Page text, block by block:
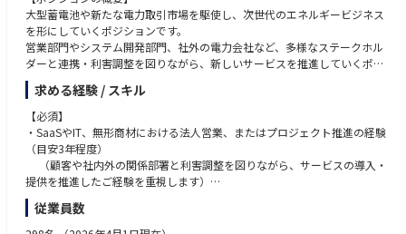
STEP3（入社3ヶ月以降）
ひとり立ち・範囲拡大 簡単な商材については自身で主導して提案を行いま
す。その後、徐々に複雑なプロジェクトや新規サービスの設計へと業務範
囲を広げ、早期のフルスタックコンサルタント化を目指します。
大型蓄電池や新たな電力取引市場を駆使し、次世代のエネルギービジネス
を形にしていくポジションです。
営業部門やシステム開発部門、社外の電力会社など、多様なステークホル
ダーと連携・利害調整を図りながら、新しいサービスを推進していくポジ
ションです。
■職務内容
入社後は、電力業界の知識を基礎から習得していただくところからスター
トします。
その後、大型の蓄電池の導入に向けた収益シミュレーションや、エネルギ
ー管理システムを用いた稼働モニタリングなど、実務を通じて専門性を磨
主な業務は以下の通りです。
求める経験 / スキル
【必須】
・SaaSやIT、無形商材における法人営業、またはプロジェクト推進の経験
（目安3年程度）
（顧客や社内外の関係部署と利害調整を図りながら、サービスの導入・
提供を推進したご経験を重視します）
・未知の領域に対する高い学習意欲
（変化の激しいエネルギー業界のルールや新しい技術に対して、自ら
積極的に学びキャッチアップできる方）
従業員数